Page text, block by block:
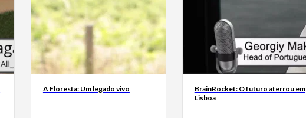
A Floresta: Um legado vivo
BrainRocket: O futuro aterrou em
Lisboa